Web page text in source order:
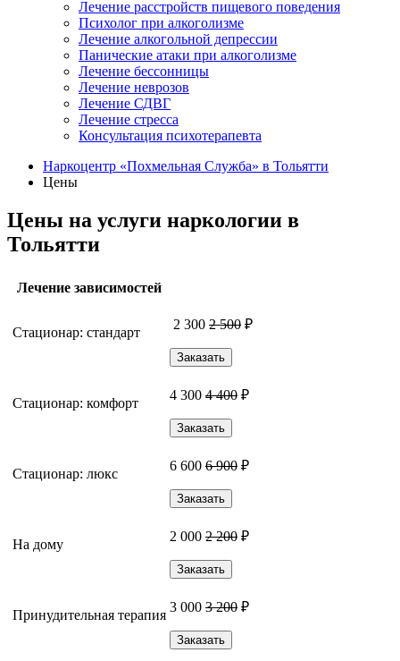
Лечение расстройств пищевого поведения
Психолог при алкоголизме
Лечение алкогольной депрессии
Панические атаки при алкоголизме
Лечение бессонницы
Лечение неврозов
Лечение СДВГ
Лечение стресса
Консультация психотерапевта
Наркоцентр «Похмельная Служба» в Тольятти
Цены
Цены на услуги наркологии в
Тольятти
Лечение зависимостей
Стационар: стандарт
2 300 2 500 ₽
Заказать
Стационар: комфорт
4 300 4 400 ₽
Заказать
Стационар: люкс
6 600 6 900 ₽
Заказать
На дому
2 000 2 200 ₽
Заказать
Принудительная терапия
3 000 3 200 ₽
Заказать